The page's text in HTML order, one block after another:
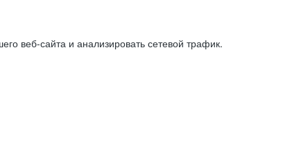
веб-сайта и анализировать сетевой трафик.